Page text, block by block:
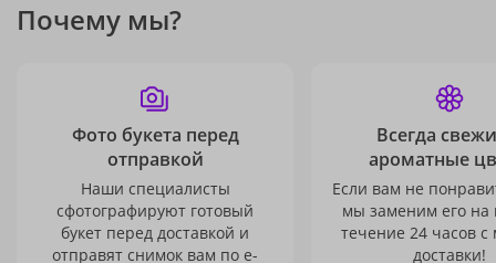
Почему мы?
Фото букета перед
отправкой
Наши специалисты
сфотографируют готовый
букет перед доставкой и
отправят снимок вам по e-
Всегда
ароматные
Если вам не
мы заменим его на
течение 24 часов с
доставки!